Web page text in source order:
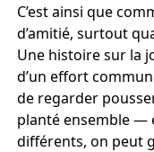
C’est ainsi que
d’amitié, surtout
Une histoire sur la
d’un effort
de regarder
planté ensemble —
différents, on peut